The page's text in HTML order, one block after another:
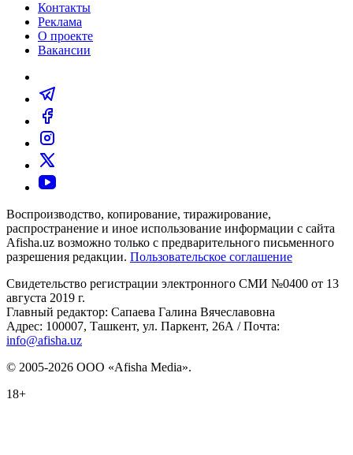
Контакты
Реклама
О проекте
Вакансии
Воспроизводство, копирование, тиражирование,
распространение и иное использование информации с сайта
Afisha.uz возможно только с предварительного письменного
разрешения редакции. Пользовательское соглашение
Свидетельство регистрации электронного СМИ №0400 от 13
августа 2019 г.
Главный редактор: Сапаева Галина Вячеславовна
Адрес: 100007, Ташкент, ул. Паркент, 26А / Почта:
info@afisha.uz
© 2005-2026 ООО «Afisha Media».
18+